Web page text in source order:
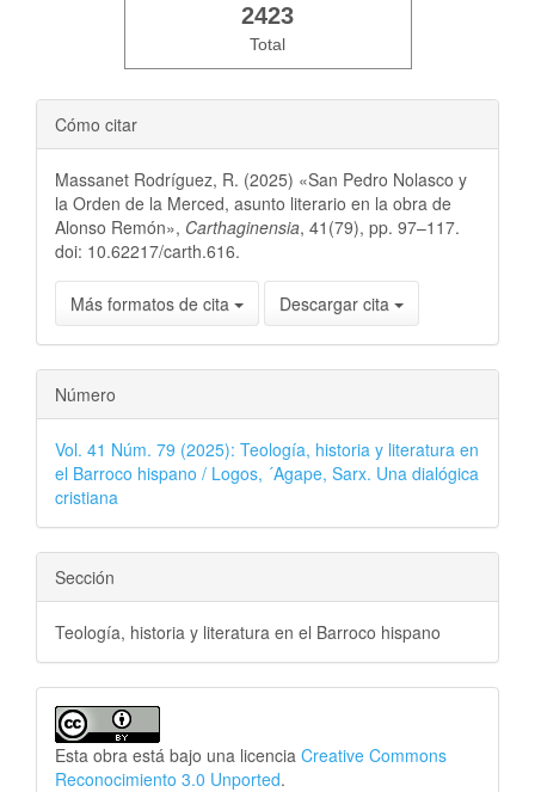
2423
Total
Cómo citar
Massanet Rodríguez, R. (2025) «San Pedro Nolasco y
la Orden de la Merced, asunto literario en la obra de
Alonso Remón», Carthaginensia, 41(79), pp. 97–117.
doi: 10.62217/carth.616.
Más formatos de cita Descargar cita
Número
Vol. 41 Núm. 79 (2025): Teología, historia y literatura en
el Barroco hispano / Logos, ´Agape, Sarx. Una dialógica
cristiana
Sección
Teología, historia y literatura en el Barroco hispano
Esta obra está bajo una licencia Creative Commons
Reconocimiento 3.0 Unported.